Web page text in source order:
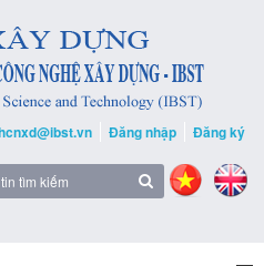
Đăng nhập Đăng ký